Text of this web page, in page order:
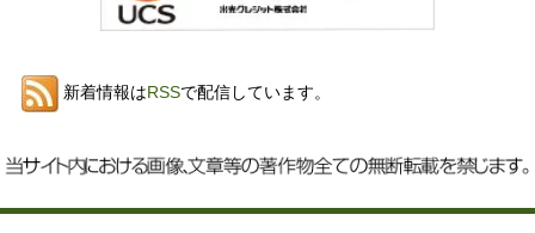
新着情報はRSSで配信しています。